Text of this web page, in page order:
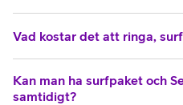
Vad kostar det att ringa,
Kan man ha surfpaket och
samtidigt?